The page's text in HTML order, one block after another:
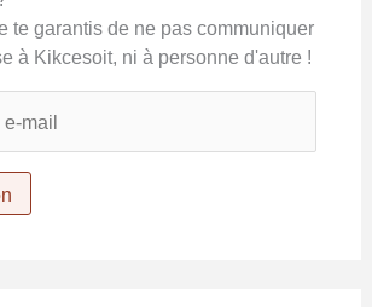
te garantis de ne pas communiquer
à Kikcesoit, ni à personne d'autre !